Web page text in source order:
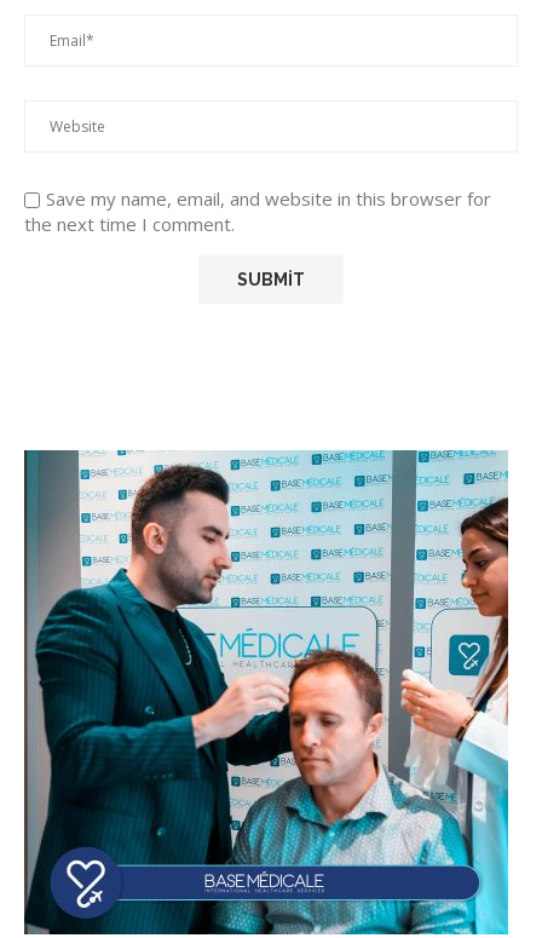
Save my name, email, and website in this browser for
the next time I comment.